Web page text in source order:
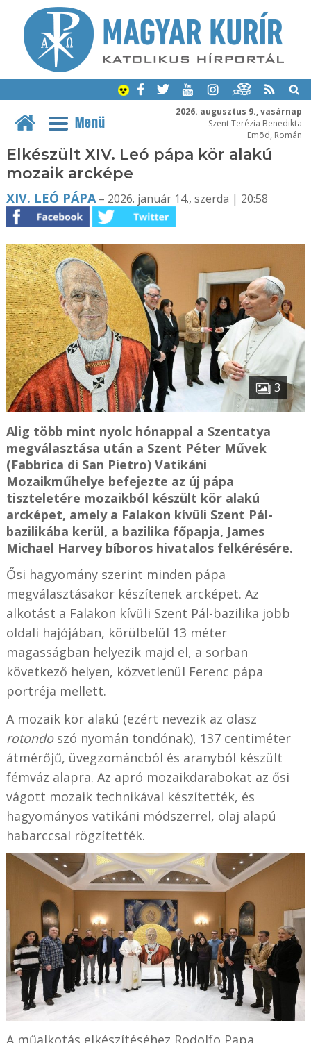
2026. augusztus 9., vasárnap
Szent Terézia Benedikta
Emõd, Román
Menü
Elkészült XIV. Leó pápa kör alakú
mozaik arcképe
XIV. LEÓ PÁPA– 2026. január 14., szerda | 20:58
3
Alig több mint nyolc hónappal a Szentatya
megválasztása után a Szent Péter Művek
(Fabbrica di San Pietro) Vatikáni
Mozaikműhelye befejezte az új pápa
tiszteletére mozaikból készült kör alakú
arcképet, amely a Falakon kívüli Szent Pál-
bazilikába kerül, a bazilika főpapja, James
Michael Harvey bíboros hivatalos felkérésére.
Ősi hagyomány szerint minden pápa
megválasztásakor készítenek arcképet. Az
alkotást a Falakon kívüli Szent Pál-bazilika jobb
oldali hajójában, körülbelül 13 méter
magasságban helyezik majd el, a sorban
következő helyen, közvetlenül Ferenc pápa
portréja mellett.
A mozaik kör alakú (ezért nevezik az olasz
rotondoszó nyomán tondónak), 137 centiméter
átmérőjű, üvegzománcból és aranyból készült
fémváz alapra. Az apró mozaikdarabokat az ősi
vágott mozaik technikával készítették, és
hagyományos vatikáni módszerrel, olaj alapú
habarccsal rögzítették.
A műalkotás elkészítéséhez Rodolfo Papa